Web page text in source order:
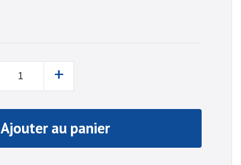
+
Ajouter au panier